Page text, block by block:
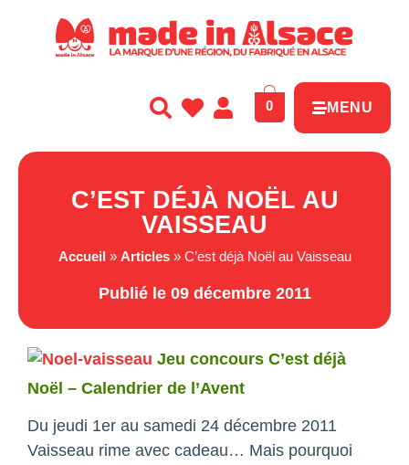
0 MENU
C’EST DÉJÀ NOËL AU
VAISSEAU
Accueil » Articles» C’est déjà Noël au Vaisseau
Publié le 09 décembre 2011
Jeu concours C’est déjà
Noël – Calendrier de l’Avent
Du jeudi 1er au samedi 24 décembre 2011
Vaisseau rime avec cadeau… Mais pourquoi